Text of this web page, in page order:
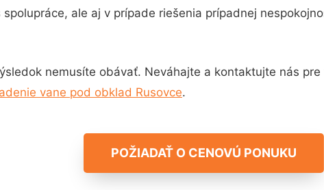
ale aj v prípade riešenia prípadnej
nemusíte obávať. Neváhajte a kontaktujte nás
vane pod obklad Rusovce.
POŽIADAŤ O CENOVÚ PONUKU